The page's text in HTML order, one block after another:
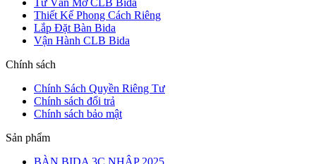
Thiết Kế Phong Cách Riêng
Lắp Đặt Bàn Bida
Vận Hành CLB Bida
Chính sách
Chính Sách Quyền Riêng Tư
Chính sách đổi trả
Chính sách bảo mật
Sản phẩm
BÀN BIDA 3C NHẬP 2025